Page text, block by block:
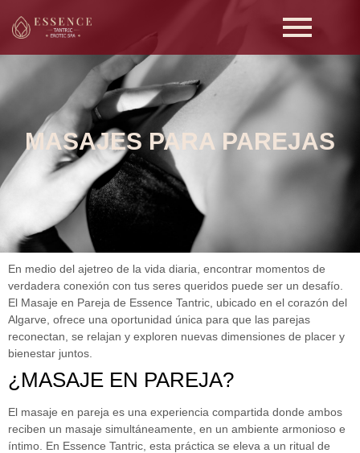
MASAJES PARA PAREJAS
En medio del ajetreo de la vida diaria, encontrar momentos de
verdadera conexión con tus seres queridos puede ser un desafío.
El Masaje en Pareja de Essence Tantric, ubicado en el corazón del
Algarve, ofrece una oportunidad única para que las parejas
reconectan, se relajan y exploren nuevas dimensiones de placer y
bienestar juntos.
¿MASAJE EN PAREJA?
El masaje en pareja es una experiencia compartida donde ambos
reciben un masaje simultáneamente, en un ambiente armonioso e
íntimo. En Essence Tantric, esta práctica se eleva a un ritual de